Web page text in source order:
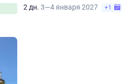
2 дн. 3—4 января 2027 +1